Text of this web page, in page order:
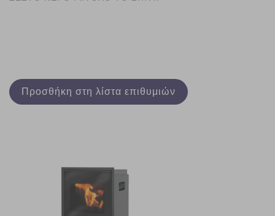
Προσθήκη στη λίστα επιθυμιών